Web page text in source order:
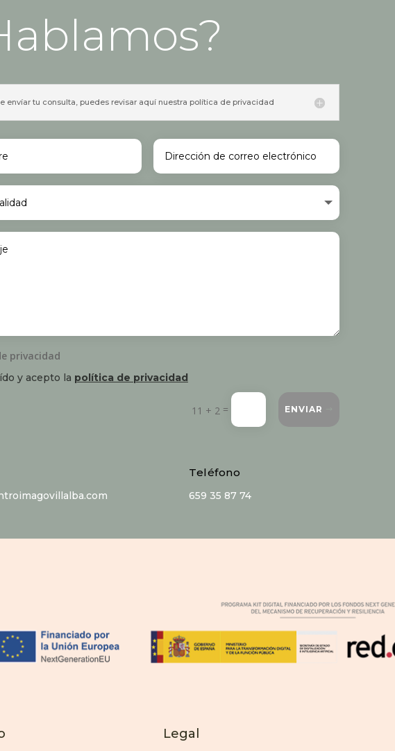
envíar tu consulta, puedes revisar aquí nuestra política de privacidad
privacidad
y acepto la política de privacidad
11 + 2 = ENVIAR
Teléfono
659 35 87 74
Legal